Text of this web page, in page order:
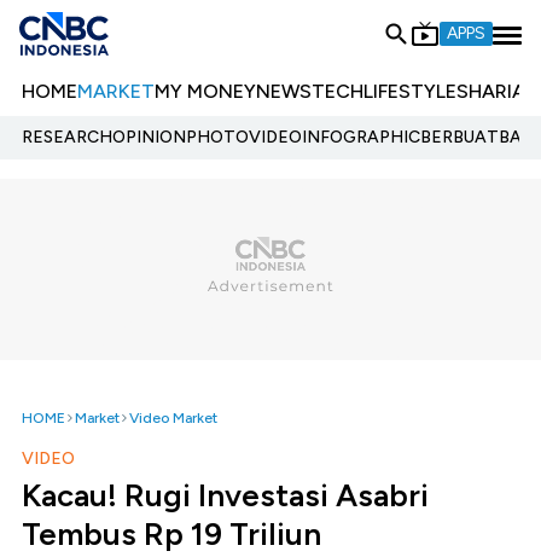
APPS
HOMEMARKETMY MONEYNEWSTECHLIFESTYLESHARIA
RESEARCHOPINIONPHOTOVIDEOINFOGRAPHIC
HOME Market Video Market
VIDEO
Kacau! Rugi Investasi Asabri
Tembus Rp 19 Triliun